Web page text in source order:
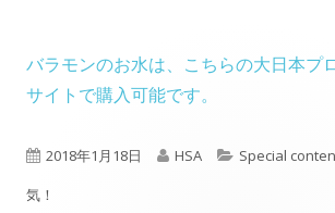
s
a
バラモンのお水は、こちらの大日本
サイトで購入可能です。
e
P
u
2018年1月18日
A
HSA
C
Special
気！